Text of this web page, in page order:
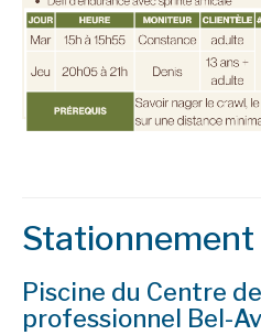
Stationnement
Piscine du Centre
professionnel Bel-